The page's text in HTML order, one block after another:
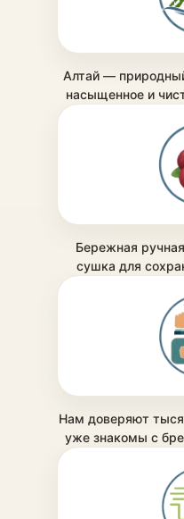
Алтай —
насыщенное и
Бережная
сушка для
Нам доверяют
уже знакомы с